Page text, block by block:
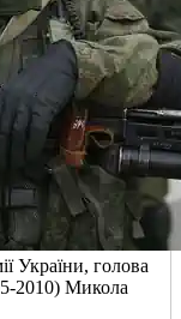
України, голова
2010) Микола